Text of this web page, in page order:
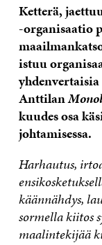
Ketterä,
-organisaatio
istuu
Anttilan
kuudes osa
johtamisessa.
Harhautus,
käännähdys,
sormella kiitos
maalintekijää